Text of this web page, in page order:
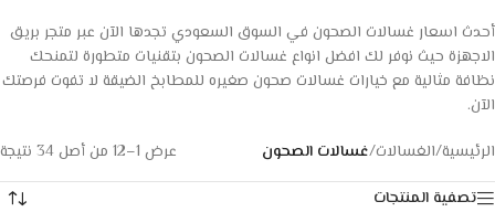
أحدث اسعار غسالات الصحون في السوق السعودي تجدها الآن عبر متجر بريق
الاجهزة حيث نوفر لك افضل انواع غسالات الصحون بتقنيات متطورة لتمنحك
نظافة مثالية مع خيارات غسالات صحون صغيره للمطابخ الضيقة لا تفوت فرصتك
الآن.
الرئيسية/الغسالات/غسالات الصحون
عرض 1–12 من أصل 34 نتيجة
تصفية المنتجات